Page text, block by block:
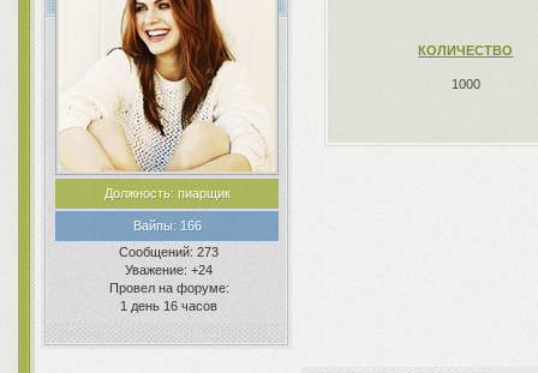
Должность:пиарщик
Вайпы:166
Сообщений: 273
Уважение: +24
Провел на форуме:
1 день 16 часов
КОЛИЧЕСТВО
1000